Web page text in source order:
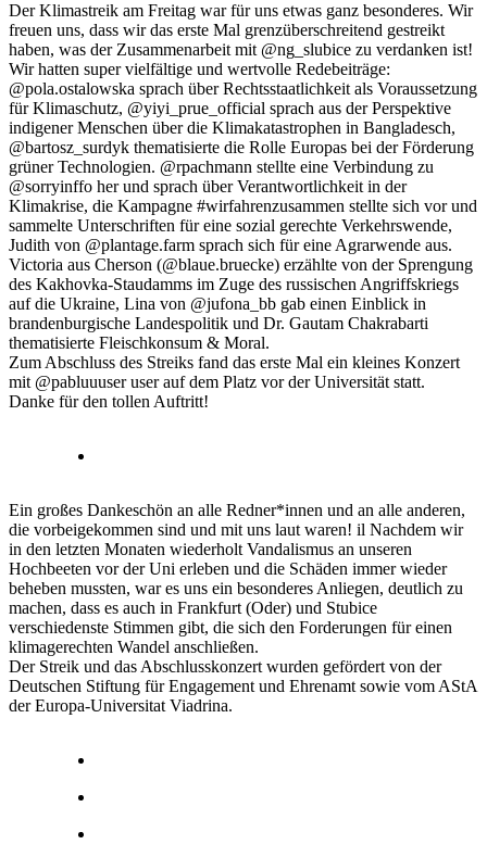
Der Klimastreik am Freitag war für uns etwas ganz besonderes. Wir
freuen uns, dass wir das erste Mal grenzüberschreitend gestreikt
haben, was der Zusammenarbeit mit @ng_slubice zu verdanken ist!
Wir hatten super vielfältige und wertvolle Redebeiträge:
@pola.ostalowska sprach über Rechtsstaatlichkeit als Voraussetzung
für Klimaschutz, @yiyi_prue_official sprach aus der Perspektive
indigener Menschen über die Klimakatastrophen in Bangladesch,
@bartosz_surdyk thematisierte die Rolle Europas bei der Förderung
grüner Technologien. @rpachmann stellte eine Verbindung zu
@sorryinffo her und sprach über Verantwortlichkeit in der
Klimakrise, die Kampagne #wirfahrenzusammen stellte sich vor und
sammelte Unterschriften für eine sozial gerechte Verkehrswende,
Judith von @plantage.farm sprach sich für eine Agrarwende aus.
Victoria aus Cherson (@blaue.bruecke) erzählte von der Sprengung
des Kakhovka-Staudamms im Zuge des russischen Angriffskriegs
auf die Ukraine, Lina von @jufona_bb gab einen Einblick in
brandenburgische Landespolitik und Dr. Gautam Chakrabarti
thematisierte Fleischkonsum & Moral.
Zum Abschluss des Streiks fand das erste Mal ein kleines Konzert
mit @pabluuuser user auf dem Platz vor der Universität statt.
Danke für den tollen Auftritt!
Ein großes Dankeschön an alle Redner*innen und an alle anderen,
die vorbeigekommen sind und mit uns laut waren! il Nachdem wir
in den letzten Monaten wiederholt Vandalismus an unseren
Hochbeeten vor der Uni erleben und die Schäden immer wieder
beheben mussten, war es uns ein besonderes Anliegen, deutlich zu
machen, dass es auch in Frankfurt (Oder) und Stubice
verschiedenste Stimmen gibt, die sich den Forderungen für einen
klimagerechten Wandel anschließen.
Der Streik und das Abschlusskonzert wurden gefördert von der
Deutschen Stiftung für Engagement und Ehrenamt sowie vom AStA
der Europa-Universitat Viadrina.